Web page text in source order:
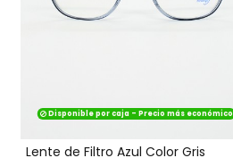
Disponible por caja - Precio más económico
Lente de Filtro Azul Color Gris